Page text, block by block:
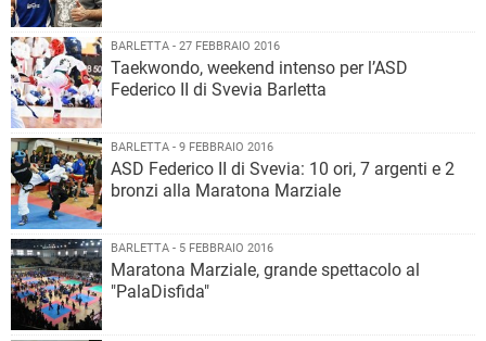
BARLETTA - 27 FEBBRAIO 2016
Taekwondo, weekend intenso per l’ASD
Federico II di Svevia Barletta
BARLETTA - 9 FEBBRAIO 2016
ASD Federico II di Svevia: 10 ori, 7 argenti e 2
bronzi alla Maratona Marziale
BARLETTA - 5 FEBBRAIO 2016
Maratona Marziale, grande spettacolo al
"PalaDisfida"